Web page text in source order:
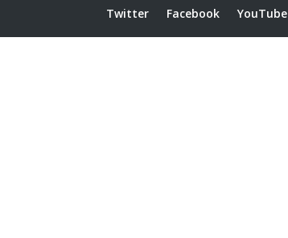
Twitter
Facebook YouTube